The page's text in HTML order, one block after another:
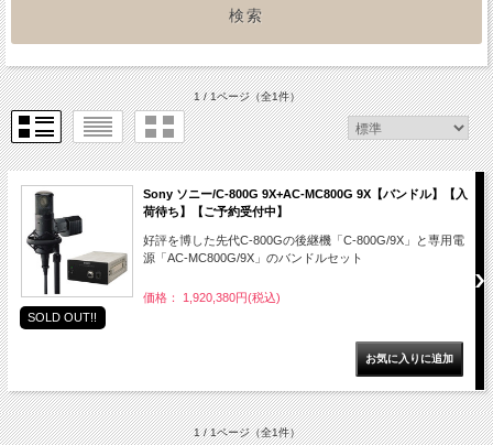
1 / 1ページ（全1件）
Sony ソニー/C-800G 9X+AC-MC800G 9X【バンドル】【入
荷待ち】【ご予約受付中】
好評を博した先代C-800Gの後継機「C-800G/9X」と専用電
源「AC-MC800G/9X」のバンドルセット
価格： 1,920,380円(税込)
SOLD OUT!!
1 / 1ページ（全1件）